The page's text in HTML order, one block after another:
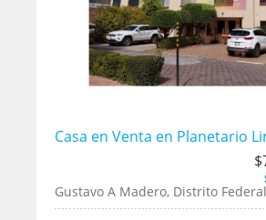
Casa en Venta en Planetario
Gustavo A Madero, Distrito Federal